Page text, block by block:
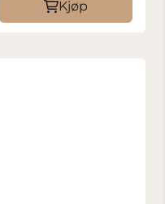
Kjøp